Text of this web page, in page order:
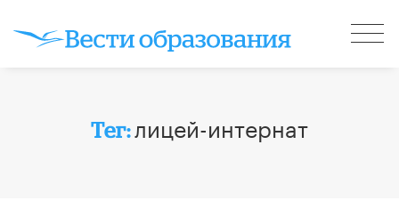
Тег:лицей-интернат